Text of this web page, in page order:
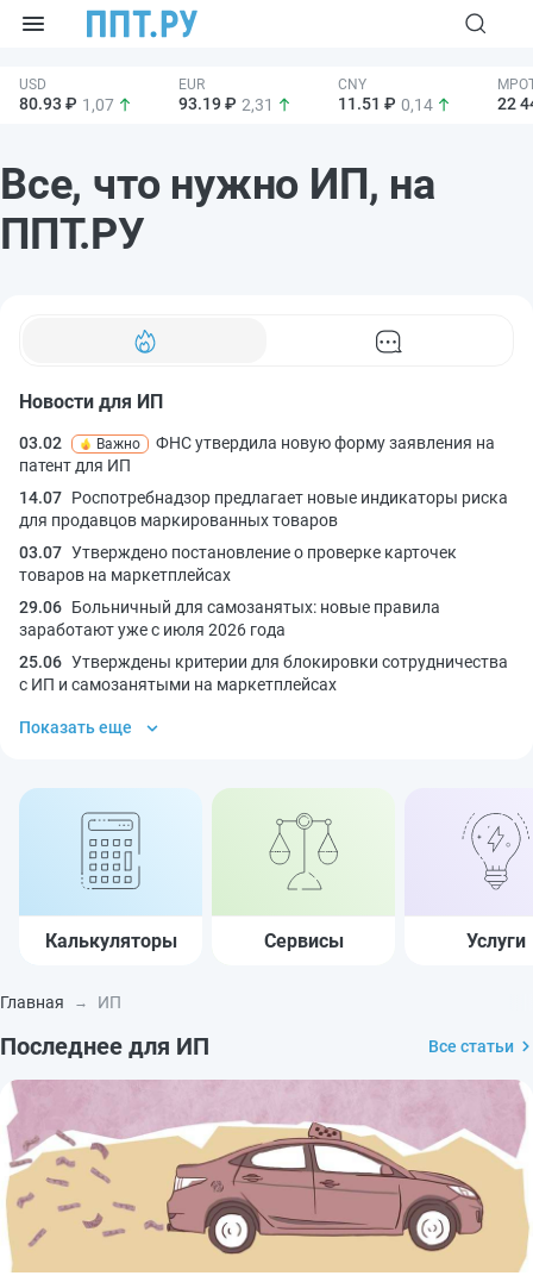
80.93 ₽ 1,07 93.19 ₽ 2,31 11.51 ₽ 0,14 22
Все, что нужно ИП, на
ППТ.РУ
Новости для ИП
03.02 Важно
ФНС утвердила новую форму заявления на
патент для ИП
14.07 Роспотребнадзор предлагает новые индикаторы риска
для продавцов маркированных товаров
03.07 Утверждено постановление о проверке карточек
товаров на маркетплейсах
29.06 Больничный для самозанятых: новые правила
заработают уже с июля 2026 года
25.06 Утверждены критерии для блокировки сотрудничества
с ИП и самозанятыми на маркетплейсах
Показать еще
Калькуляторы Сервисы Услуги
Главная ИП
Последнее для ИП Все статьи